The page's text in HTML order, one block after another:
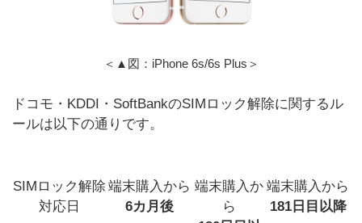
＜▲図：iPhone 6s/6s Plus＞
ドコモ・KDDI・SoftBankのSIMロック解除に関するル
ールは以下の通りです。
SIMロック解除
対応日
端末購入から
6カ月後
端末購入か
ら
端末購入から
181日目以降